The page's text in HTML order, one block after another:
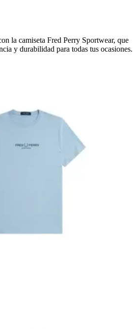
la camiseta Fred Perry Sportwear, que
y durabilidad para todas tus ocasiones.